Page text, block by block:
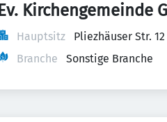
Ev. Kirchengemeinde
Hauptsitz
Pliezhäuser Str.
Branche
Sonstige Branche